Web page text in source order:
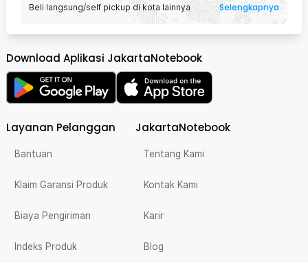
Beli langsung/self pickup di kota lainnya Selengkapnya
Download Aplikasi JakartaNotebook
Layanan Pelanggan
Bantuan
Klaim Garansi Produk
Biaya Pengiriman
Indeks Produk
JakartaNotebook
Tentang Kami
Kontak Kami
Karir
Blog